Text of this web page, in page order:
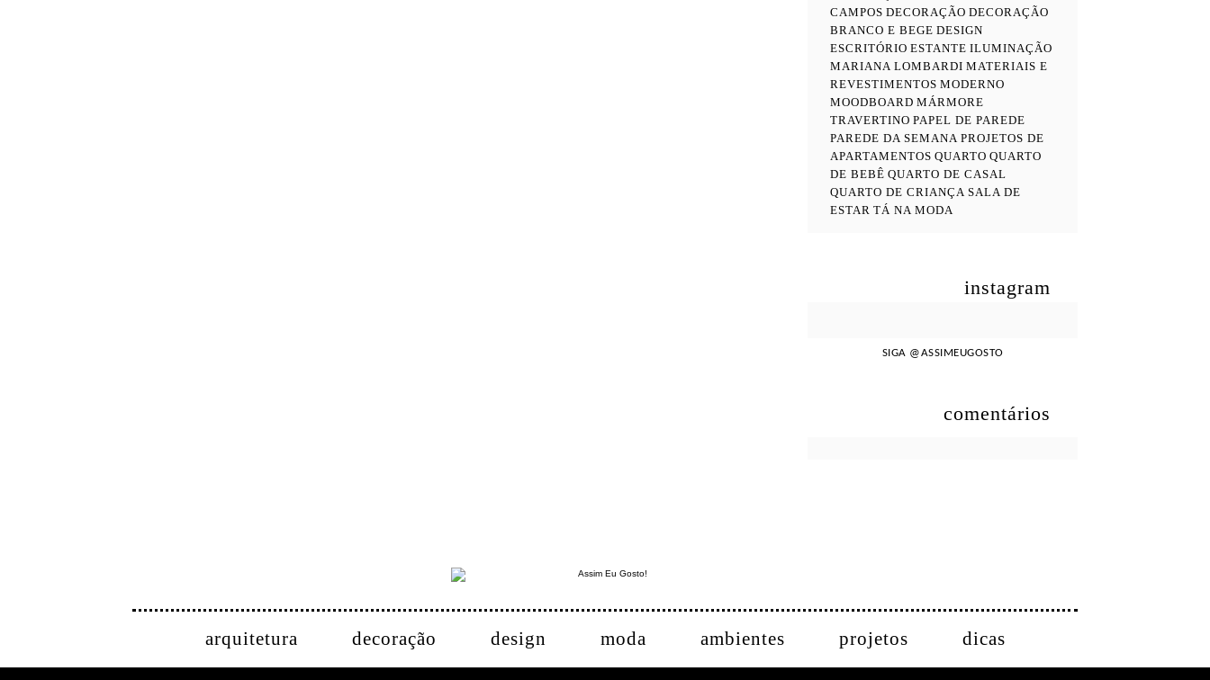
CAMPOS DECORAÇÃO DECORAÇÃO
BRANCO E BEGE DESIGN
ESCRITÓRIO ESTANTE ILUMINAÇÃO
MARIANA LOMBARDI MATERIAIS E
REVESTIMENTOS MODERNO
MOODBOARD MÁRMORE
TRAVERTINO PAPEL DE PAREDE
PAREDE DA SEMANA PROJETOS DE
APARTAMENTOS QUARTO QUARTO
DE BEBÊ QUARTO DE CASAL
QUARTO DE CRIANÇA SALA DE
ESTAR TÁ NA MODA
instagram
SIGA @ASSIMEUGOSTO
comentários
arquitetura decoração design moda ambientes projetos dicas